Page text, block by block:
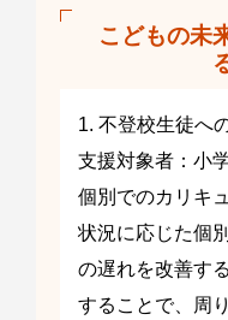
こどもの未
1. 不登校生徒へ
支援対象者：小
個別でのカリキ
状況に応じた個
の遅れを改善す
することで、周